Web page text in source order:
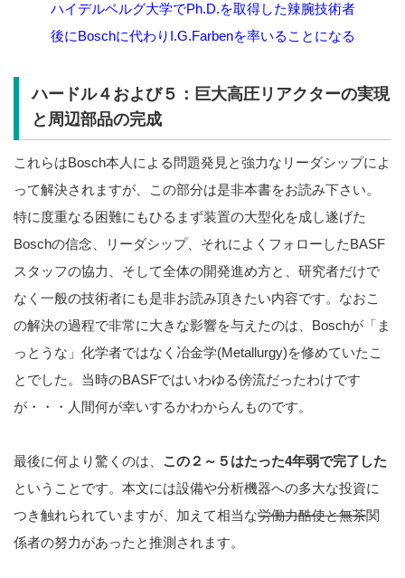
ハイデルベルグ大学でPh.D.を取得した辣腕技術者
後にBoschに代わりI.G.Farbenを率いることになる
ハードル４および５：巨大高圧リアクターの実現
と周辺部品の完成
これらはBosch本人による問題発見と強力なリーダシップによ
って解決されますが、この部分は是非本書をお読み下さい。
特に度重なる困難にもひるまず装置の大型化を成し遂げた
Boschの信念、リーダシップ、それによくフォローしたBASF
スタッフの協力、そして全体の開発進め方と、研究者だけで
なく一般の技術者にも是非お読み頂きたい内容です。なおこ
の解決の過程で非常に大きな影響を与えたのは、Boschが「ま
っとうな」化学者ではなく冶金学(Metallurgy)を修めていたこ
とでした。当時のBASFではいわゆる傍流だったわけです
が・・・人間何が幸いするかわからんものです。
最後に何より驚くのは、 この２～５はたった4年弱で完了した
ということです。本文には設備や分析機器への多大な投資に
つき触れられていますが、加えて相当な労働力酷使と無茶関
係者の努力があったと推測されます。